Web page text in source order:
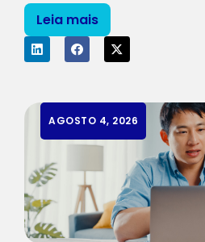
Leia mais
AGOSTO 4, 2026